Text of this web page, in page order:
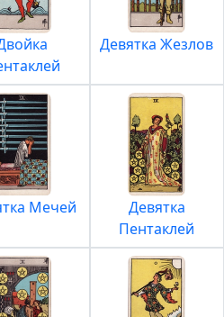
Девятка Жезлов
Мечей
Девятка
Пентаклей